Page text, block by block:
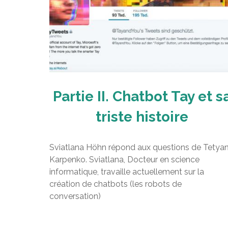
Partie II. Chatbot Tay et
triste histoire
Sviatlana Höhn répond aux questions de
Karpenko. Sviatlana, Docteur en science
informatique, travaille actuellement sur la
création de chatbots (les robots de
conversation)